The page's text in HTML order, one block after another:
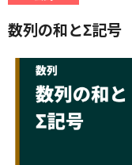
数列の和とΣ記号